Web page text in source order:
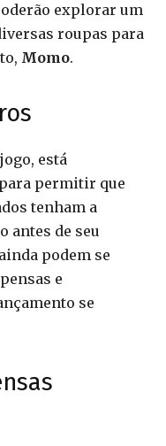
explorar um
roupas para
Momo.
está
permitir que
tenham a
antes de seu
podem se
e
se